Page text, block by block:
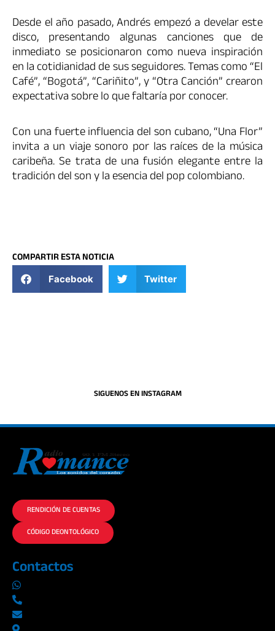
Desde el año pasado, Andrés empezó a develar este
disco, presentando algunas canciones que de
inmediato se posicionaron como nueva inspiración
en la cotidianidad de sus seguidores. Temas como “El
Café”, “Bogotá”, “Cariñito”, y “Otra Canción” crearon
expectativa sobre lo que faltaría por conocer.
Con una fuerte influencia del son cubano, “Una Flor”
invita a un viaje sonoro por las raíces de la música
caribeña. Se trata de una fusión elegante entre la
tradición del son y la esencia del pop colombiano.
COMPARTIR ESTA NOTICIA
Facebook Twitter
SIGUENOS EN INSTAGRAM
RENDICIÓN DE CUENTAS
CÓDIGO DEONTOLÓGICO
Contactos